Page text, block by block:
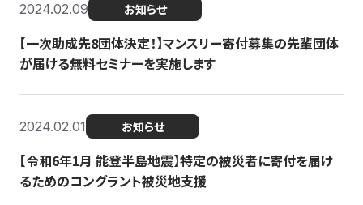
2024.02.09 お知らせ
【一次助成先8団体決定！】マンスリー寄付募集の先輩団体
が届ける無料セミナーを実施します
2024.02.01 お知らせ
【令和6年1月 能登半島地震】特定の被災者に寄付を届け
るためのコングラント被災地支援